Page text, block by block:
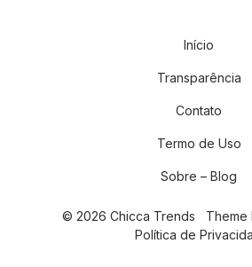
Início
Transparência
Contato
Termo de Uso
Sobre – Blog
© 2026 Chicca Trends Theme
Política de